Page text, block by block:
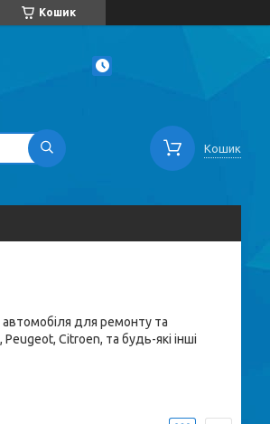
Кошик
Кошик
автомобіля для ремонту та
Citroen, та будь-які інші